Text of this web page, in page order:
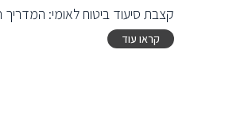
קצבת סיעוד ביטוח לאומי:
קראו עוד